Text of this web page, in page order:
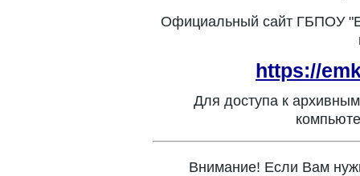
Официальный сайт ГБПОУ
https://
Для доступа к
Внимание! Если Вам